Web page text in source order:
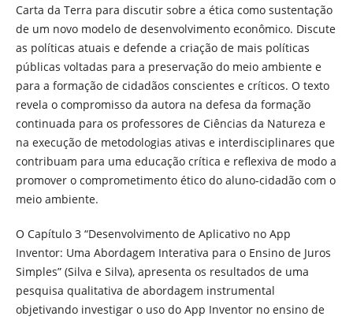
Carta da Terra para discutir sobre a ética como sustentação
de um novo modelo de desenvolvimento econômico. Discute
as políticas atuais e defende a criação de mais políticas
públicas voltadas para a preservação do meio ambiente e
para a formação de cidadãos conscientes e críticos. O texto
revela o compromisso da autora na defesa da formação
continuada para os professores de Ciências da Natureza e
na execução de metodologias ativas e interdisciplinares que
contribuam para uma educação crítica e reflexiva de modo a
promover o comprometimento ético do aluno-cidadão com o
meio ambiente.
O Capítulo 3 “Desenvolvimento de Aplicativo no App
Inventor: Uma Abordagem Interativa para o Ensino de Juros
Simples” (Silva e Silva), apresenta os resultados de uma
pesquisa qualitativa de abordagem instrumental
objetivando investigar o uso do App Inventor no ensino de